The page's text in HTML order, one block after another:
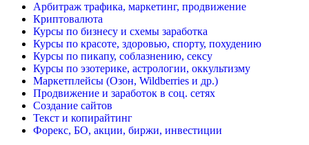
Арбитраж трафика, маркетинг, продвижение
Криптовалюта
Курсы по бизнесу и схемы заработка
Курсы по красоте, здоровью, спорту, похудению
Курсы по пикапу, соблазнению, сексу
Курсы по эзотерике, астрологии, оккультизму
Маркетплейсы (Озон, Wildberries и др.)
Продвижение и заработок в соц. сетях
Создание сайтов
Текст и копирайтинг
Форекс, БО, акции, биржи, инвестиции